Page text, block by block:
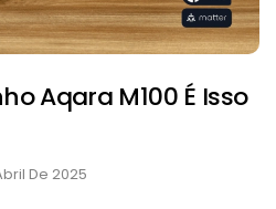
Aqara M100 É Isso
De 2025